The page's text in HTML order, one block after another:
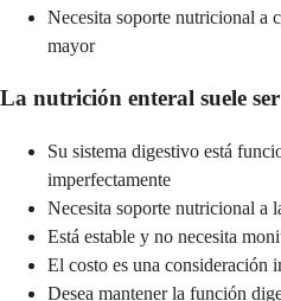
Necesita soporte nutricional a
mayor
La nutrición enteral suele
Su sistema digestivo está
imperfectamente
Necesita soporte nutricional a
Está estable y no necesita
El costo es una consideración
Desea mantener la función